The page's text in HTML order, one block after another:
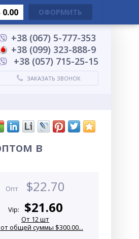
+38 (067) 5-777-353
+38 (099) 323-888-9
+38 (057) 715-25-15
ЗАКАЗАТЬ ЗВОНОК
в
Опт $22.70
Vip: $21.60
От 12 шт
общей суммы $300.00...
0.00 ОФОРМИТЬ